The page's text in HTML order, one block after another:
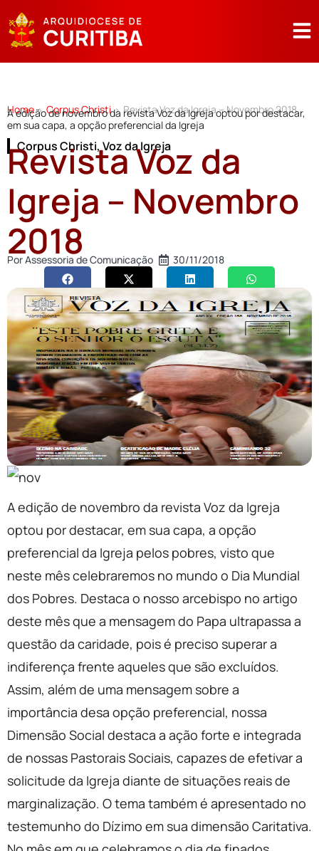
Home > Corpus Christi > Revista Voz da Igreja – Novembro 2018
A edição de novembro da revista Voz da Igreja optou por destacar,
em sua capa, a opção preferencial da Igreja
Corpus Christi,Voz da Igreja
Revista Voz da
Igreja – Novembro
2018
PorAssessoria de Comunicação 30/11/2018
A edição de novembro da revista Voz da Igreja
optou por destacar, em sua capa, a opção
preferencial da Igreja pelos pobres, visto que
neste mês celebraremos no mundo o Dia Mundial
dos Pobres. Destaca o nosso arcebispo no artigo
deste mês que a mensagem do Papa ultrapassa a
questão da caridade, pois é preciso superar a
indiferença frente aqueles que são excluídos.
Assim, além de uma mensagem sobre a
importância desa opção preferencial, nossa
Dimensão Social destaca a ação forte e integrada
de nossas Pastorais Sociais, capazes de efetivar a
solicitude da Igreja diante de situações reais de
marginalização. O tema também é apresentado no
testemunho do Dízimo em sua dimensão Caritativa.